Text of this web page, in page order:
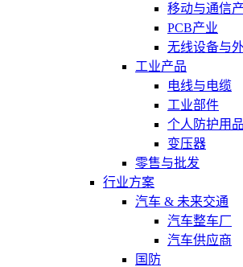
移动与通信
PCB产业
无线设备与
工业产品
电线与电缆
工业部件
个人防护用品
变压器
零售与批发
行业方案
汽车 & 未来交通
汽车整车厂
汽车供应商
国防